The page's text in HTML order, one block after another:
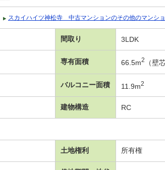
スカイハイツ神松寺 中古マンションのその他のマンシ
間取り 3LDK
専有面積 66.5m2 （壁
バルコニー面積 11.9m2
建物構造 RC
土地権利 所有権